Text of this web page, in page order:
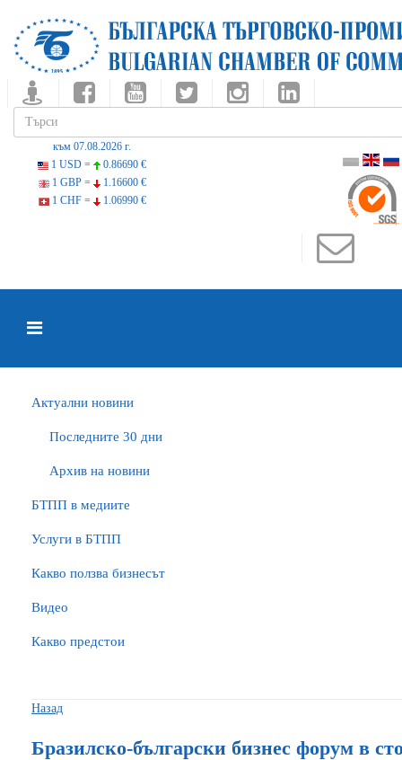
към 07.08.2026 г.
1 USD =
0.86690 €
1 GBP =
1.16600 €
1 CHF =
1.06990 €
Актуални новини
Последните 30 дни
Архив на новини
БTПП в медиите
Услуги в БТПП
Какво ползва бизнесът
Видео
Какво предстои
Назад
Бразилско-български бизнес форум в